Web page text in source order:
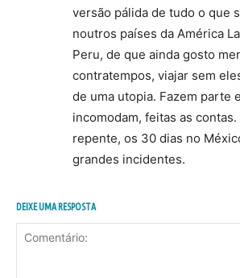
versão pálida de tudo o que
noutros países da América
Peru, de que ainda gosto
contratempos, viajar sem
de uma utopia. Fazem parte
incomodam, feitas as contas.
repente, os 30 dias no
grandes incidentes.
DEIXE UMA RESPOSTA